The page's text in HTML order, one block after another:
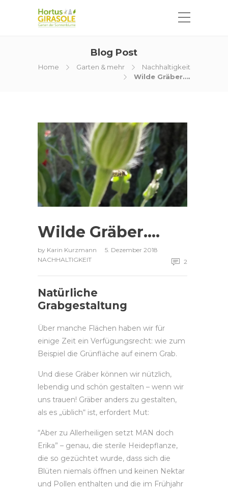
Blog Post
Home Garten & mehr
Nachhaltigkeit
Wilde Gräber….
Wilde Gräber….
by Karin Kurzmann
5. Dezember 2018
NACHHALTIGKEIT
2
Natürliche
Grabgestaltung
Über manche Flächen haben wir für
einige Zeit ein Verfügungsrecht: wie zum
Beispiel die Grünfläche auf einem Grab.
Und diese Gräber können wir nützlich,
lebendig und schön gestalten – wenn wir
uns trauen! Gräber anders zu gestalten,
als es „üblich“ ist, erfordert Mut:
“Aber zu Allerheiligen setzt MAN doch
Erika” – genau, die sterile Heidepflanze,
die so gezüchtet wurde, dass sich die
Blüten niemals öffnen und keinen Nektar
und Pollen enthalten und die im Frühjahr